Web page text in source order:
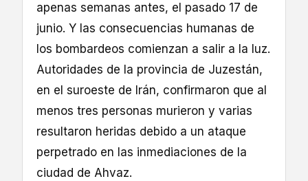
apenas semanas antes, el pasado 17 de
junio. Y las consecuencias humanas de
los bombardeos comienzan a salir a la luz.
Autoridades de la provincia de Juzestán,
en el suroeste de Irán, confirmaron que al
menos tres personas murieron y varias
resultaron heridas debido a un ataque
perpetrado en las inmediaciones de la
ciudad de Ahvaz.